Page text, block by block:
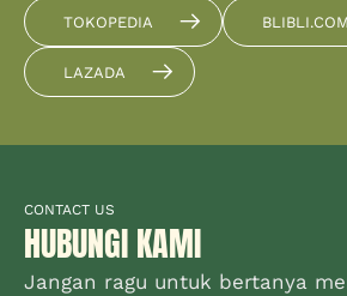
TOKOPEDIA BLIBLI.COM
LAZADA
CONTACT US
HUBUNGI KAMI
Jangan ragu untuk bertanya